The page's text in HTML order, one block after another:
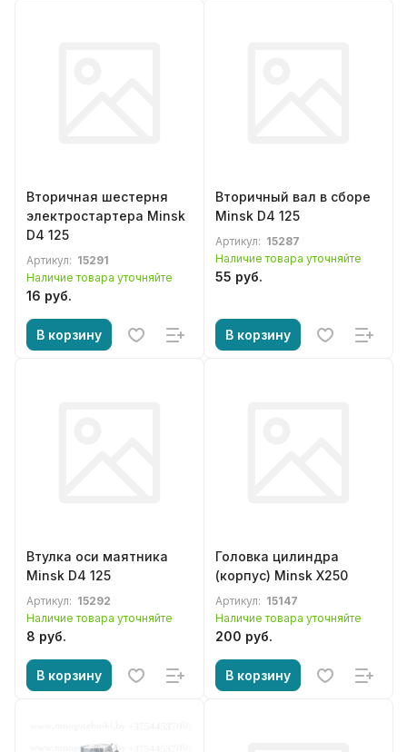
Вторичная шестерня
электростартера Minsk
D4 125
Артикул: 15291
Наличие товара уточняйте
16 руб.
В корзину
Вторичный вал в сборе
Minsk D4 125
Артикул: 15287
Наличие товара уточняйте
55 руб.
В корзину
Втулка оси маятника
Minsk D4 125
Артикул: 15292
Наличие товара уточняйте
8 руб.
В корзину
Головка цилиндра
(корпус) Minsk X250
Артикул: 15147
Наличие товара уточняйте
200 руб.
В корзину